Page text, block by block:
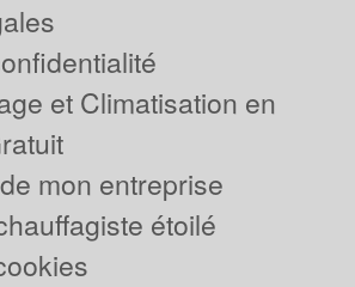
et Climatisation en
mon entreprise
étoilé